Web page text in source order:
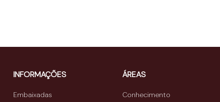
INFORMAÇÕES
Embaixadas
ÁREAS
Conhecimento